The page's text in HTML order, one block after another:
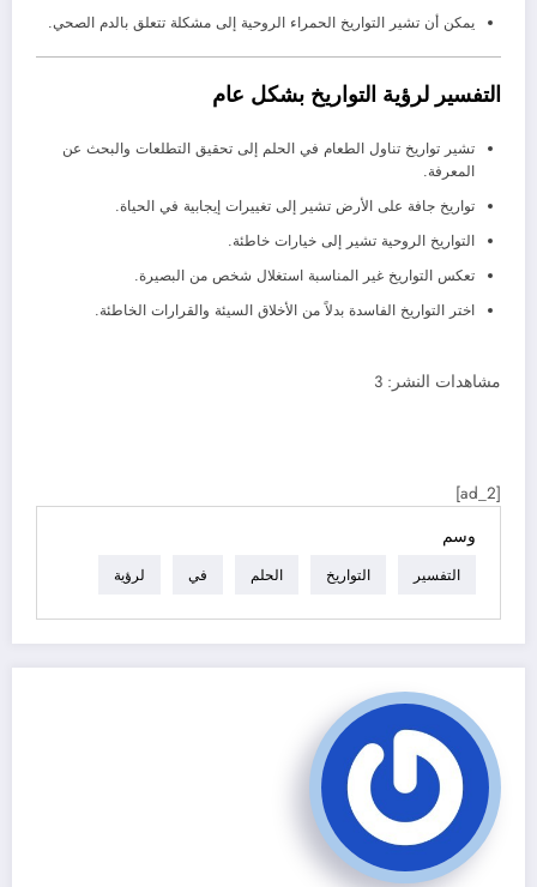
يمكن أن تشير التواريخ الحمراء الروحية إلى مشكلة تتعلق بالدم الصحي.
التفسير لرؤية التواريخ بشكل عام
تشير تواريخ تناول الطعام في الحلم إلى تحقيق التطلعات والبحث عن
المعرفة.
تواريخ جافة على الأرض تشير إلى تغييرات إيجابية في الحياة.
التواريخ الروحية تشير إلى خيارات خاطئة.
تعكس التواريخ غير المناسبة استغلال شخص من البصيرة.
اختر التواريخ الفاسدة بدلاً من الأخلاق السيئة والقرارات الخاطئة.
مشاهدات النشر: 3
[ad_2]
وسم
التفسير التواريخ الحلم في لرؤية